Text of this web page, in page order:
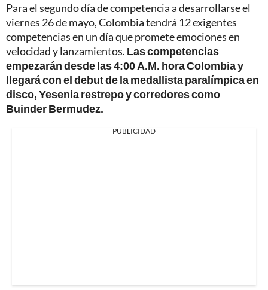
Para el segundo día de competencia a desarrollarse el
viernes 26 de mayo, Colombia tendrá 12 exigentes
competencias en un día que promete emociones en
velocidad y lanzamientos. Las competencias
empezarán desde las 4:00 A.M. hora Colombia y
llegará con el debut de la medallista paralímpica en
disco, Yesenia restrepo y corredores como
Buinder Bermudez.
PUBLICIDAD